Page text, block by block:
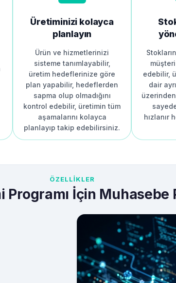
Üretiminizi kolayca
planlayın
Ürün ve hizmetlerinizi
sisteme tanımlayabilir,
üretim hedeflerinize göre
plan yapabilir, hedeflerden
sapma olup olmadığını
kontrol edebilir, üretimin tüm
aşamalarını kolayca
planlayıp takip edebilirsiniz.
edebilir,
dair
hızlanır
ÖZELLİKLER
Programı İçin Muhasebe